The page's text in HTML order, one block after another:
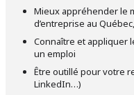
Mieux appréhenderle
d’entreprise au Québec,
Connaître et appliquer
un emploi
Être outillé pour votre
LinkedIn…)